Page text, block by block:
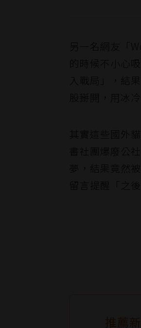
另一名網友「
的時候不小心
入戰局」，結
股掰開，用冰
其實這些國外
書社團爆廢公
夢，結果竟然
留言提醒「之